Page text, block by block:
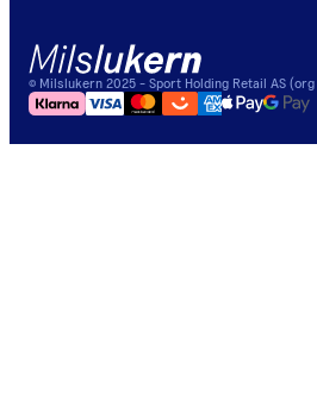
© Milslukern 2025 - Sport Holding Retail AS